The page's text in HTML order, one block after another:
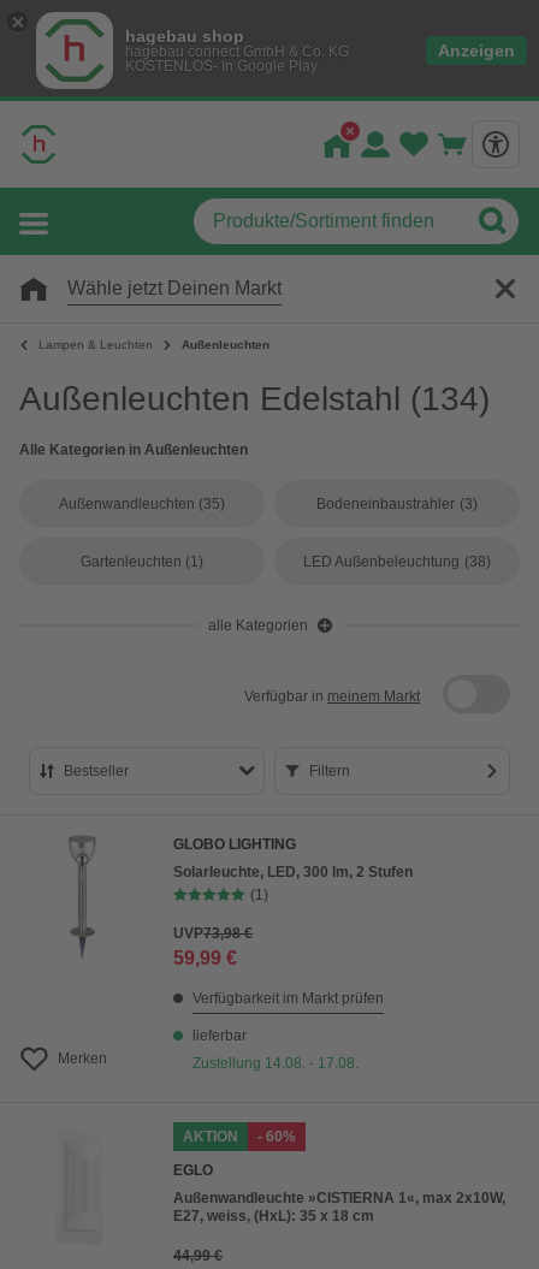
hagebau shop
hagebau connect GmbH & Co. KG
KOSTENLOS- In Google Play
Anzeigen
Wähle jetzt Deinen Markt
Lampen & Leuchten Außenleuchten
Außenleuchten Edelstahl (134)
Alle Kategorien in Außenleuchten
Außenwandleuchten (35) Bodeneinbaustrahler (3)
Gartenleuchten (1) LED Außenbeleuchtung (38)
alle Kategorien
Verfügbar in meinem Markt
Bestseller
Preis aufsteigend
Preis absteigend
Bewertung
Filtern
Merken
GLOBO LIGHTING
Solarleuchte, LED, 300 lm, 2 Stufen
(1)
UVP73,98 €
59,99 €
Verfügbarkeit im Markt prüfen
lieferbar
Zustellung 14.08. - 17.08.
AKTION
- 60%
EGLO
Außenwandleuchte »CISTIERNA 1«, max 2x10W,
E27, weiss, (HxL): 35 x 18 cm
44,99 €